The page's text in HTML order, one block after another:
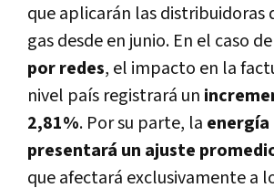
que aplicarán las distribuidoras
gas desde en junio. En el caso
por redes, el impacto en la
nivel país registrará un
2,81%. Por su parte, la
presentará un ajuste
que afectará exclusivamente a